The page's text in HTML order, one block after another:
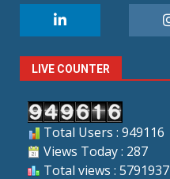
LIVE COUNTER
Total Users : 949116
Views Today : 287
Total views : 5791937